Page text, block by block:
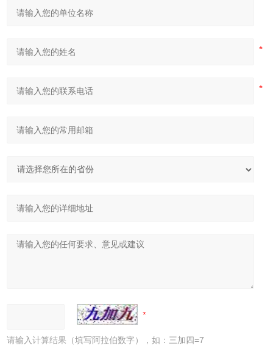
请输入计算结果（填写阿拉伯数字），如：三加四=7